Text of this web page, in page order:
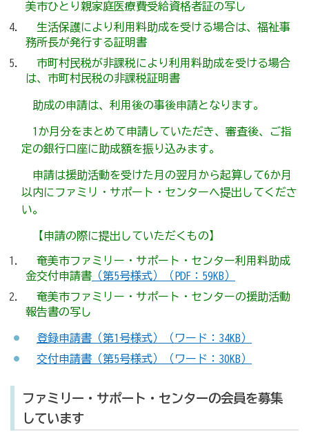
美市ひとり親家庭医療費受給資格者証の写し
生活保護により利用料助成を受ける場合は、福祉事
務所長が発行する証明書
市町村民税が非課税により利用料助成を受ける場合
は、市町村民税の非課税証明書
助成の申請は、利用後の事後申請となります。
1か月分をまとめて申請していただき、審査後、ご指
定の銀行口座に助成額を振り込みます。
申請は援助活動を受けた月の翌月から起算して6か月
以内にファミリ・サポート・センターへ提出してくださ
い。
【申請の際に提出していただくもの】
奄美市ファミリー・サポート・センター利用料助成
金交付申請書 （第5号様式）（PDF：59KB）
奄美市ファミリー・サポート・センターの援助活動
報告書の写し
登録申請書（第1号様式）（ワード：34KB）
交付申請書（第5号様式）（ワード：30KB）
ファミリー・サポート・センターの会員を募集
しています